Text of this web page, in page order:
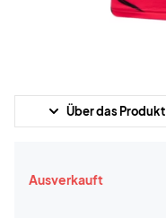
Über das Produkt
Ausverkauft